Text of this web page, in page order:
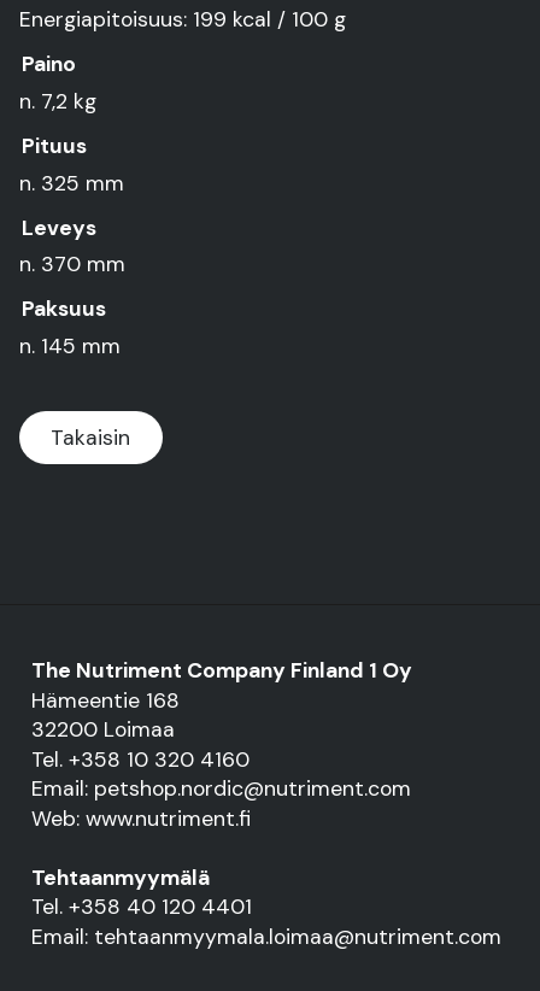
Energiapitoisuus: 199 kcal / 100 g
Paino
n. 7,2 kg
Pituus
n. 325 mm
Leveys
n. 370 mm
Paksuus
n. 145 mm
Takaisin
The Nutriment Company Finland 1 Oy
Hämeentie 168
32200 Loimaa
Tel. +358 10 320 4160
Email: petshop.nordic@nutriment.com
Web: www.nutriment.fi
Tehtaanmyymälä
Tel. +358 40 120 4401
Email: tehtaanmyymala.loimaa@nutriment.com